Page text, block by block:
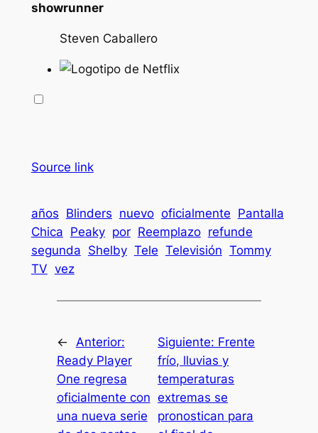
showrunner
Steven Caballero
Source link
años Blinders nuevo oficialmente Pantalla
Chica Peaky por Reemplazo refunde
segunda Shelby Tele Televisión Tommy
TV vez
← Anterior:
Ready Player
One regresa
oficialmente con
una nueva serie
Siguiente: Frente
frío, lluvias y
temperaturas
extremas se
pronostican para